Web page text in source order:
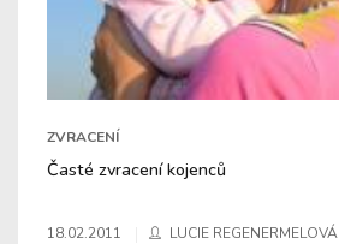
ZVRACENÍ
Časté zvracení kojenců
18.02.2011 LUCIE REGENERMELOVÁ